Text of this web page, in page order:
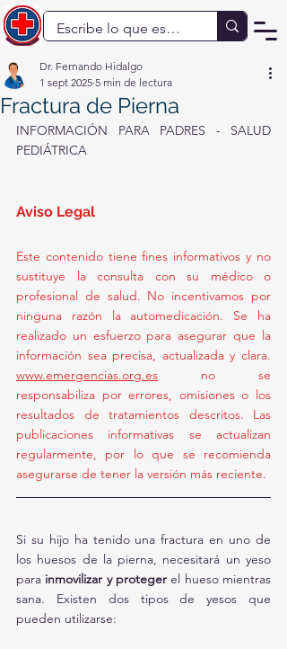
Fractura de Pierna
Dr. Fernando Hidalgo
1 sept 2025 5 min de lectura
INFORMACIÓN PARA PADRES - SALUD
PEDIÁTRICA
Aviso Legal
Este contenido tiene fines informativos y no
sustituye la consulta con su médico o
profesional de salud. No incentivamos por
ninguna razón la automedicación. Se ha
realizado un esfuerzo para asegurar que la
www.emergencias.org.es no se
responsabiliza por errores, omisiones o los
resultados de tratamientos descritos. Las
publicaciones informativas se actualizan
regularmente, por lo que se recomienda
asegurarse de tener la versión más reciente.
Si su hijo ha tenido una fractura en uno de
los huesos de la pierna, necesitará un yeso
para inmovilizar y proteger el hueso mientras
sana. Existen dos tipos de yesos que
pueden utilizarse: